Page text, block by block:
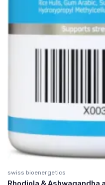
swiss bioenergetics